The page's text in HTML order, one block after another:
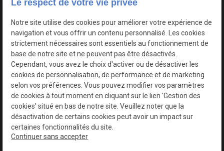
Google Maps Search API est désactivé.
Le respect de votre vie privée
Notre site utilise des cookies pour améliorer votre expérience de
navigation et vous offrir un contenu personnalisé. Les cookies
strictement nécessaires sont essentiels au fonctionnement de
base de notre site et ne peuvent pas être désactivés.
Cependant, vous avez le choix d'activer ou de désactiver les
cookies de personnalisation, de performance et de marketing
selon vos préférences. Vous pouvez modifier vos paramètres
de cookies à tout moment en cliquant sur le lien 'Gestion des
cookies' situé en bas de notre site. Veuillez noter que la
désactivation de certains cookies peut avoir un impact sur
certaines fonctionnalités du site.
Continuer sans accepter